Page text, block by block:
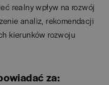
realny wpływ na rozwój
analiz, rekomendacji
kierunków rozwoju
za: